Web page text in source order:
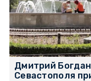
Дмитрий
Севастополя